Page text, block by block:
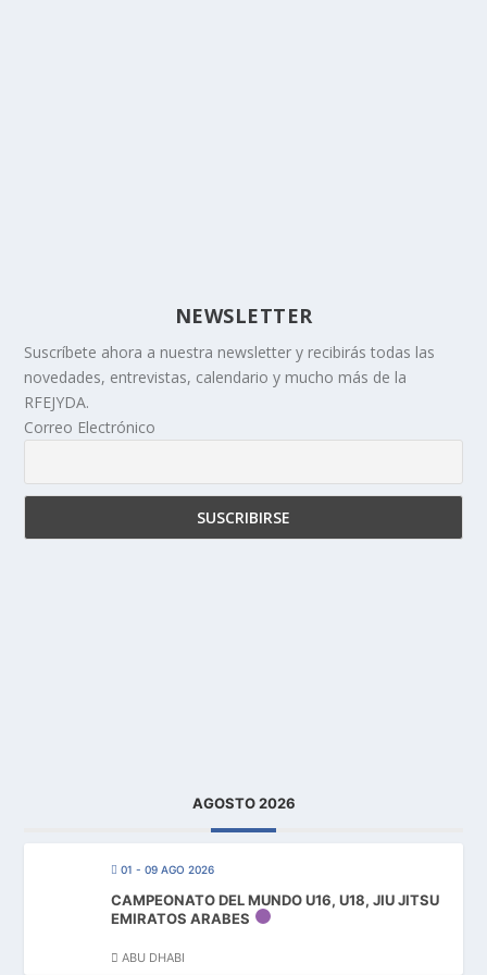
NEWSLETTER
Suscríbete ahora a nuestra newsletter y recibirás todas las
novedades, entrevistas, calendario y mucho más de la
RFEJYDA.
Correo Electrónico
AGOSTO 2026
01 - 09 AGO 2026
CAMPEONATO DEL MUNDO U16, U18, JIU JITSU
EMIRATOS ARABES
ABU DHABI